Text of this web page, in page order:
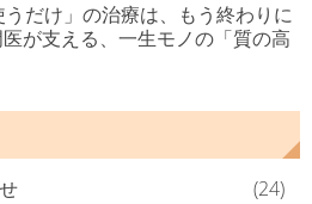
うだけ」の治療は、もう終わりに
が支える、一生モノの「質の高
(24)